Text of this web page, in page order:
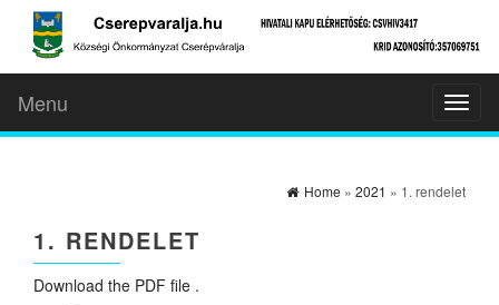
Menu
Home » 2021 » 1. rendelet
1. RENDELET
Download the PDF file .